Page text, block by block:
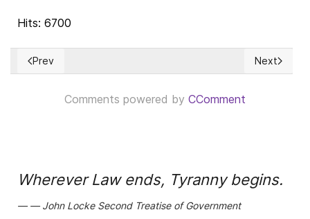
Hits: 6700
Previous article: Socialismo, el opio de los intelectuales
Prev Next
Next
Comments powered by CComment
Wherever Law ends, Tyranny begins.
John Locke Second Treatise of Government